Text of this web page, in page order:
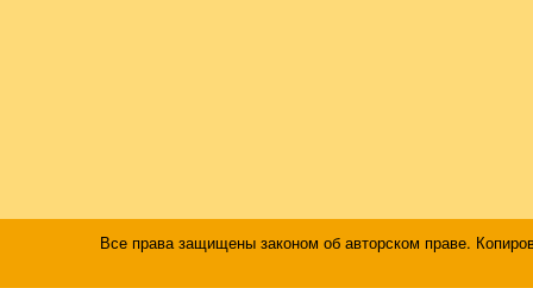
Все права защищены законом об авторском праве.